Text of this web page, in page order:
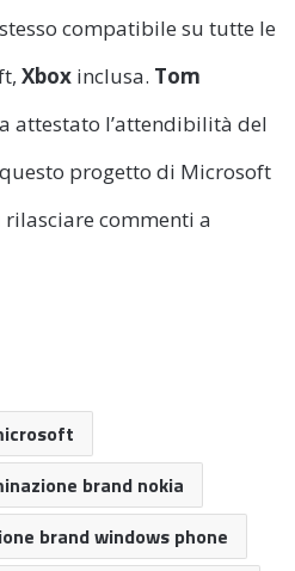
compatibile su tutte le
Xbox inclusa. Tom
attestato l’attendibilità del
progetto di Microsoft
commenti a
brand nokia
brand windows phone